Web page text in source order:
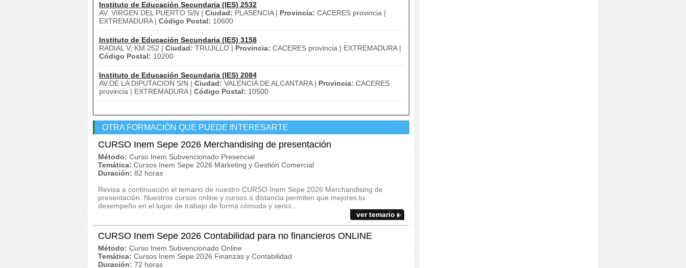
Instituto de Educación Secundaria (IES) 2532
AV. VIRGEN DEL PUERTO S/N | Ciudad: PLASENCIA | Provincia: CACERES provincia |
EXTREMADURA | Código Postal: 10600
Instituto de Educación Secundaria (IES) 3158
RADIAL V, KM.252 | Ciudad: TRUJILLO | Provincia: CACERES provincia | EXTREMADURA |
Código Postal: 10200
Instituto de Educación Secundaria (IES) 2084
AV.DE LA DIPUTACION S/N | Ciudad: VALENCIA DE ALCANTARA | Provincia: CACERES
provincia | EXTREMADURA | Código Postal: 10500
OTRA FORMACIÓN QUE PUEDE INTERESARTE
CURSO Inem Sepe 2026 Merchandising de presentación
Método: Curso Inem Subvencionado Presencial
Temática: Cursos Inem Sepe 2026 Márketing y Gestión Comercial
Duración: 82 horas
Revisa a continuación el temario de nuestro CURSO Inem Sepe 2026 Merchandising de
presentación. Nuestros cursos online y cursos a distancia permiten que mejores tu
desempeño en el lugar de trabajo de forma cómoda y senci...
ver temario
CURSO Inem Sepe 2026 Contabilidad para no financieros ONLINE
Método: Curso Inem Subvencionado Online
Temática: Cursos Inem Sepe 2026 Finanzas y Contabilidad
Duración: 72 horas